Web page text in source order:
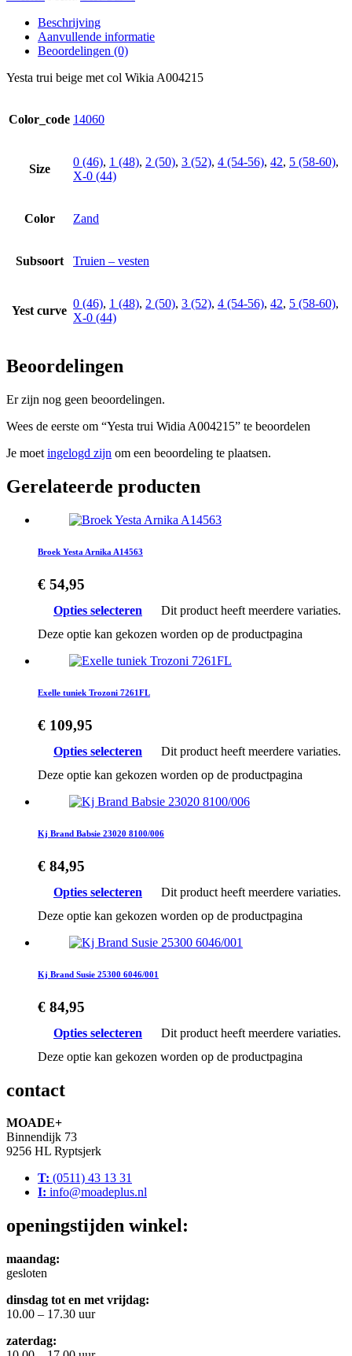
Beschrijving
Aanvullende informatie
Beoordelingen (0)
Yesta trui beige met col Wikia A004215
Color_code 14060
Size
0 (46), 1 (48), 2 (50), 3 (52), 4 (54-56), 42, 5 (58-60),
X-0 (44)
Color Zand
Subsoort Truien – vesten
Yest curve
0 (46), 1 (48), 2 (50), 3 (52), 4 (54-56), 42, 5 (58-60),
X-0 (44)
Beoordelingen
Er zijn nog geen beoordelingen.
Wees de eerste om “Yesta trui Widia A004215” te beoordelen
Je moet ingelogd zijn om een beoordeling te plaatsen.
Gerelateerde producten
Broek Yesta Arnika A14563
€ 54,95
Opties selecteren
Dit product heeft meerdere variaties.
Deze optie kan gekozen worden op de productpagina
Exelle tuniek Trozoni 7261FL
€ 109,95
Opties selecteren
Dit product heeft meerdere variaties.
Deze optie kan gekozen worden op de productpagina
Kj Brand Babsie 23020 8100/006
€ 84,95
Opties selecteren
Dit product heeft meerdere variaties.
Deze optie kan gekozen worden op de productpagina
Kj Brand Susie 25300 6046/001
€ 84,95
Opties selecteren
Dit product heeft meerdere variaties.
Deze optie kan gekozen worden op de productpagina
contact
MOADE+
Binnendijk 73
9256 HL Ryptsjerk
T: (0511) 43 13 31
I: info@moadeplus.nl
openingstijden winkel:
maandag:
gesloten
dinsdag tot en met vrijdag:
10.00 – 17.30 uur
zaterdag: